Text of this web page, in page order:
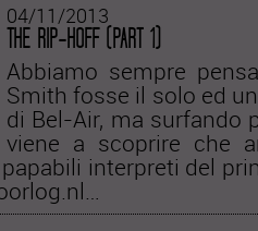
04/11/2013
THE RIP-HOFF (PART 1)
Abbiamo sempre
Smith fosse il solo ed
di Bel-Air, ma surfando
viene a scoprire che
interpreti del